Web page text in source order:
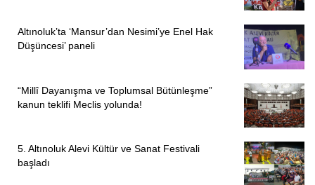
Altınoluk’ta ‘Mansur’dan Nesimi’ye Enel Hak
Düşüncesi’ paneli
“Millî Dayanışma ve Toplumsal Bütünleşme”
kanun teklifi Meclis yolunda!
5. Altınoluk Alevi Kültür ve Sanat Festivali
başladı